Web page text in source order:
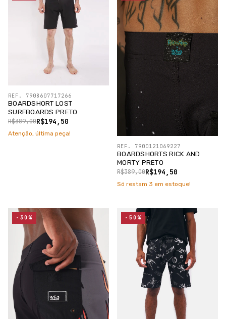
BOARDSHORT LOST
SURFBOARDS PRETO
R$194,50
R$389,00
REF. 7908607717266
Atenção, última peça!
BOARDSHORTS RICK AND
MORTY PRETO
R$194,50
R$389,00
REF. 7900121069227
Só restam 3 em estoque!
-30% -50%